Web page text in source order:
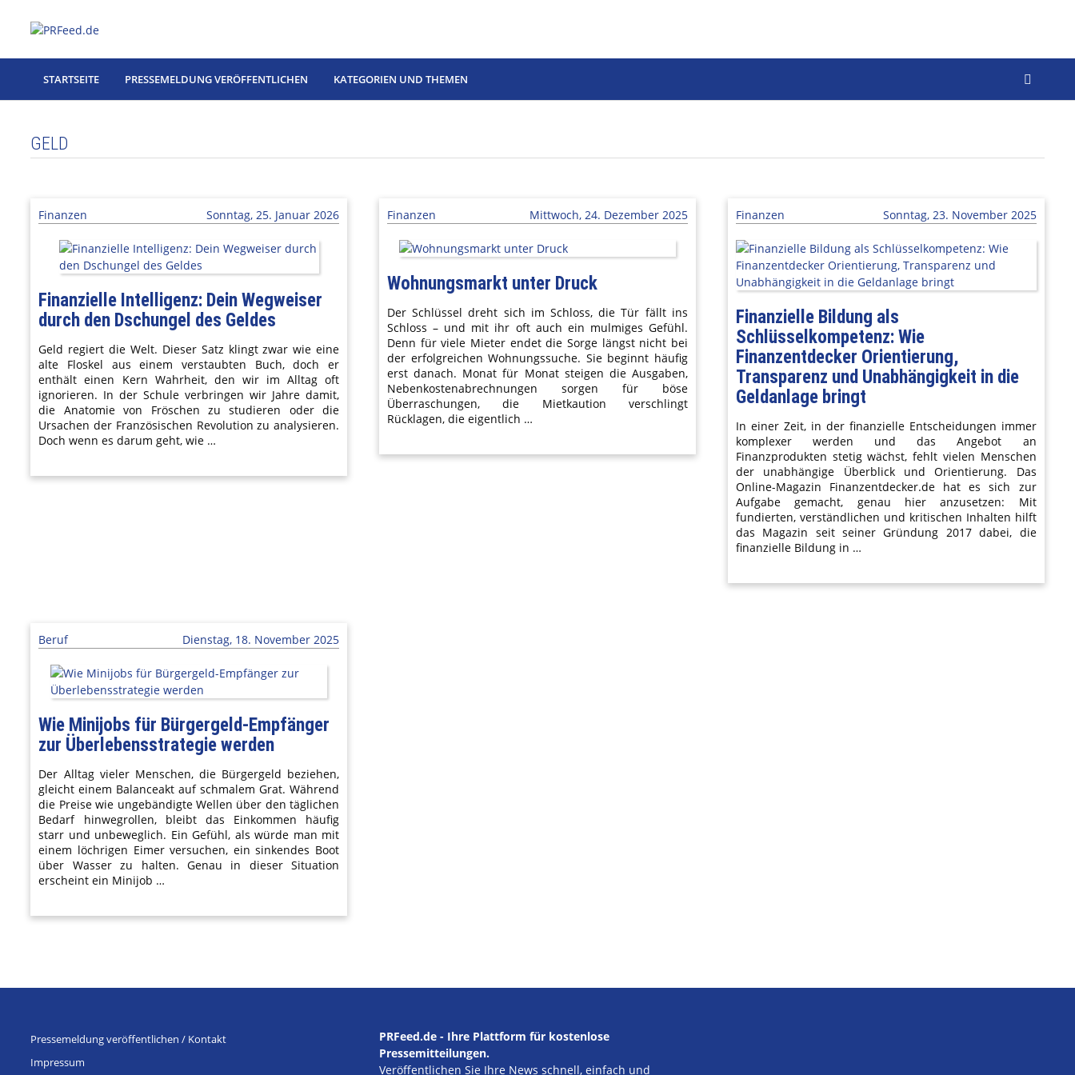
STARTSEITE PRESSEMELDUNG VERÖFFENTLICHEN KATEGORIEN UND THEMEN
GELD
Finanzen Sonntag, 25. Januar 2026
Finanzielle Intelligenz: Dein Wegweiser
durch den Dschungel des Geldes
Geld regiert die Welt. Dieser Satz klingt zwar wie eine
alte Floskel aus einem verstaubten Buch, doch er
enthält einen Kern Wahrheit, den wir im Alltag oft
ignorieren. In der Schule verbringen wir Jahre damit,
die Anatomie von Fröschen zu studieren oder die
Ursachen der Französischen Revolution zu analysieren.
Doch wenn es darum geht, wie …
Finanzen Mittwoch, 24. Dezember 2025
Wohnungsmarkt unter Druck
Der Schlüssel dreht sich im Schloss, die Tür fällt ins
Schloss – und mit ihr oft auch ein mulmiges Gefühl.
Denn für viele Mieter endet die Sorge längst nicht bei
der erfolgreichen Wohnungssuche. Sie beginnt häufig
erst danach. Monat für Monat steigen die Ausgaben,
Nebenkostenabrechnungen sorgen für böse
Überraschungen, die Mietkaution verschlingt
Rücklagen, die eigentlich …
Finanzen Sonntag, 23. November 2025
Finanzielle Bildung als
Schlüsselkompetenz: Wie
Finanzentdecker Orientierung,
Transparenz und Unabhängigkeit in die
Geldanlage bringt
In einer Zeit, in der finanzielle Entscheidungen immer
komplexer werden und das Angebot an
Finanzprodukten stetig wächst, fehlt vielen Menschen
der unabhängige Überblick und Orientierung. Das
Online-Magazin Finanzentdecker.de hat es sich zur
Aufgabe gemacht, genau hier anzusetzen: Mit
fundierten, verständlichen und kritischen Inhalten hilft
das Magazin seit seiner Gründung 2017 dabei, die
finanzielle Bildung in …
Beruf Dienstag, 18. November 2025
Wie Minijobs für Bürgergeld-Empfänger
zur Überlebensstrategie werden
Der Alltag vieler Menschen, die Bürgergeld beziehen,
gleicht einem Balanceakt auf schmalem Grat. Während
die Preise wie ungebändigte Wellen über den täglichen
Bedarf hinwegrollen, bleibt das Einkommen häufig
starr und unbeweglich. Ein Gefühl, als würde man mit
einem löchrigen Eimer versuchen, ein sinkendes Boot
über Wasser zu halten. Genau in dieser Situation
erscheint ein Minijob …
Pressemeldung veröffentlichen / Kontakt
Impressum
PRFeed.de - Ihre Plattform für kostenlose
Pressemitteilungen.
Veröffentlichen Sie Ihre News schnell, einfach und